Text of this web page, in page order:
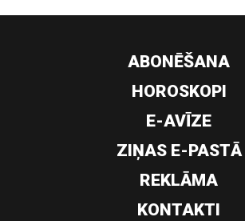
ABONĒŠANA
HOROSKOPI
E-AVĪZE
ZIŅAS E-PASTĀ
REKLĀMA
KONTAKTI